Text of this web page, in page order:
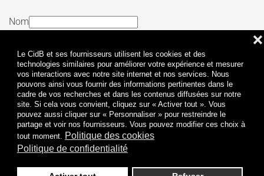
Le CidB et ses fournisseurs utilisent les cookies et des
technologies similaires pour améliorer votre expérience et mesurer
vos interactions avec notre site internet et nos services. Nous
pouvons ainsi vous fournir des informations pertinentes dans le
cadre de vos recherches et dans les contenus diffusées sur notre
site. Si cela vous convient, cliquez sur « Activer tout ». Vous
pouvez aussi cliquer sur « Personnaliser » pour restreindre le
partage et voir nos fournisseurs. Vous pouvez modifier ces choix à
tout moment. Politique des cookies
Politique de confidentialité
❌
Nom
J’ai lu et j’accepte lesTermes et conditionset la
Politique de confidentialité
Je m'abonne